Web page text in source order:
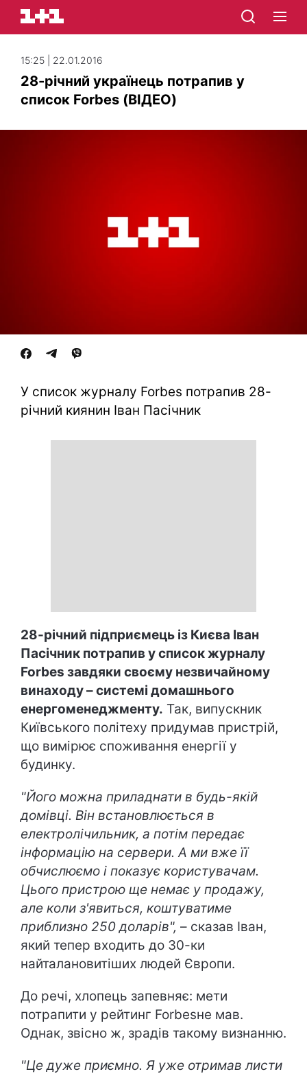
15:25 | 22.01.2016
28-річний українець потрапив у
список Forbes (ВІДЕО)
У список журналу Forbes потрапив 28-
річний киянин Іван Пасічник
28-річний підприємець із Києва Іван
Пасічник потрапив у список журналу
Forbes завдяки своєму незвичайному
винаходу – системі домашнього
енергоменеджменту. Так, випускник
Київського політеху придумав пристрій,
що вимірює споживання енергії у
будинку.
"Його можна приладнати в будь-якій
домівці. Він встановлюється в
електролічильник, а потім передає
інформацію на сервери. А ми вже її
обчислюємо і показує користувачам.
Цього пристрою ще немає у продажу,
але коли з'явиться, коштуватиме
приблизно 250 доларів", – сказав Іван,
який тепер входить до 30-ки
найталановитіших людей Європи.
До речі, хлопець запевняє: мети
потрапити у рейтинг Forbesне мав.
Однак, звісно ж, зрадів такому визнанню.
"Це дуже приємно. Я уже отримав листи